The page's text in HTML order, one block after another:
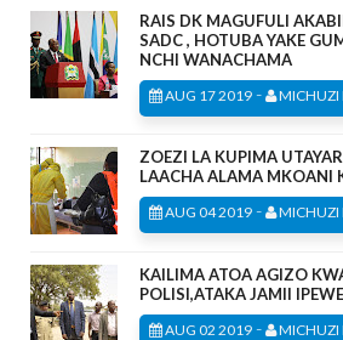
RAIS DK MAGUFULI
SADC , HOTUBA YAKE
NCHI WANACHAMA
AUG 17 2019 - MICHUZI
ZOEZI LA KUPIMA
LAACHA ALAMA MKOANI
AUG 04 2019 - MICHUZI
KAILIMA ATOA AGIZO
POLISI,ATAKA JAMII
AUG 02 2019 - MICHUZI